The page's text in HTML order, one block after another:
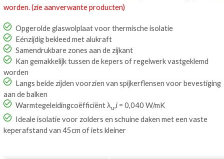
worden. (zie aanverwante producten)
Opgerolde glaswolplaat voor thermische isolatie
Eénzijdig bekleed met alukraft
Samendrukbare zones aan de zijkant
Kan gemakkelijk tussen de kepers of regelwerk vastgeklemd
worden
Langs beide zijden voorzien van spijkerflensen voor bevestiging
aan de balken
Warmtegeleidingcoëfficiënt λu,i = 0,040 W/mK
Ideale isolatie voor zolders en schuine daken met een vaste
keperafstand van 45cm of iets kleiner